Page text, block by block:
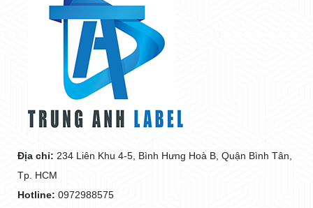
Địa chỉ: 234 Liên Khu 4-5, Bình Hưng Hoà B, Quận Bình Tân,
Tp. HCM
Hotline: 0972988575